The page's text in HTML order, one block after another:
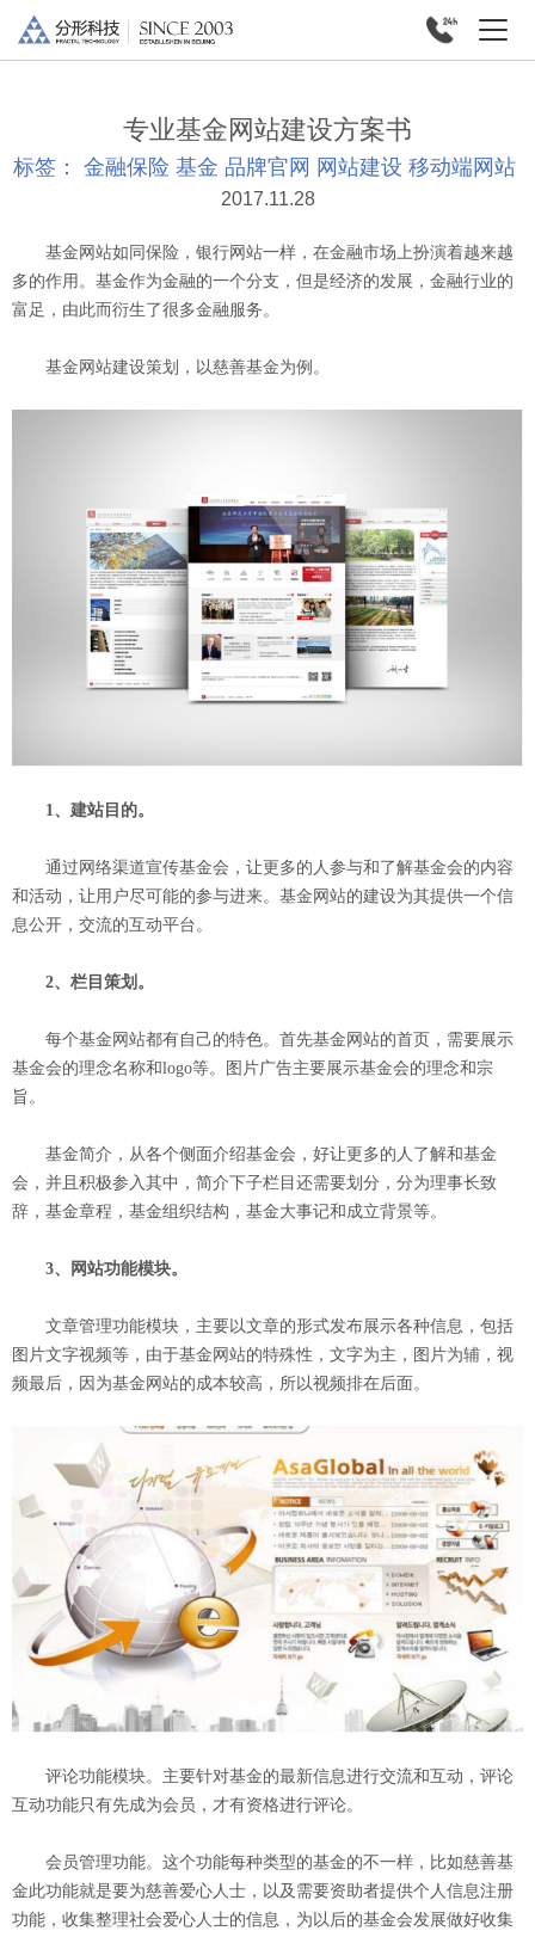
专业基金网站建设方案书
标签： 金融保险 基金 品牌官网 网站建设 移动端网站
2017.11.28
基金网站如同保险，银行网站一样，在金融市场上扮演着越来越
多的作用。基金作为金融的一个分支，但是经济的发展，金融行业的
富足，由此而衍生了很多金融服务。
基金网站建设策划，以慈善基金为例。
1、建站目的。
通过网络渠道宣传基金会，让更多的人参与和了解基金会的内容
和活动，让用户尽可能的参与进来。基金网站的建设为其提供一个信
息公开，交流的互动平台。
2、栏目策划。
每个基金网站都有自己的特色。首先基金网站的首页，需要展示
基金会的理念名称和logo等。图片广告主要展示基金会的理念和宗
旨。
基金简介，从各个侧面介绍基金会，好让更多的人了解和基金
会，并且积极参入其中，简介下子栏目还需要划分，分为理事长致
辞，基金章程，基金组织结构，基金大事记和成立背景等。
3、网站功能模块。
文章管理功能模块，主要以文章的形式发布展示各种信息，包括
图片文字视频等，由于基金网站的特殊性，文字为主，图片为辅，视
频最后，因为基金网站的成本较高，所以视频排在后面。
评论功能模块。主要针对基金的最新信息进行交流和互动，评论
互动功能只有先成为会员，才有资格进行评论。
会员管理功能。这个功能每种类型的基金的不一样，比如慈善基
金此功能就是要为慈善爱心人士，以及需要资助者提供个人信息注册
功能，收集整理社会爱心人士的信息，为以后的基金会发展做好收集